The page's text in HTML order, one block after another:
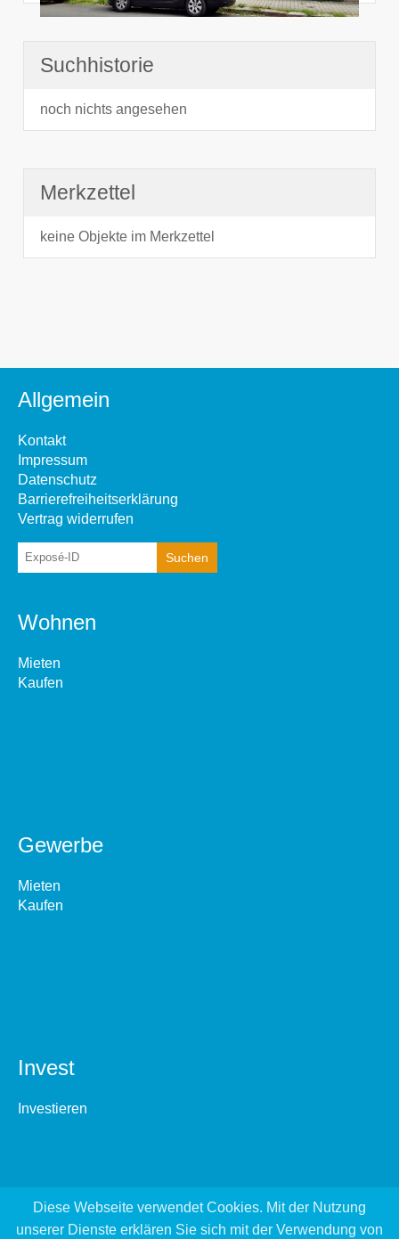
Suchhistorie
noch nichts angesehen
Merkzettel
keine Objekte im Merkzettel
Allgemein
Kontakt
Impressum
Datenschutz
Barrierefreiheitserklärung
Vertrag widerrufen
Wohnen
Mieten
Kaufen
Gewerbe
Mieten
Kaufen
Invest
Investieren
Diese Webseite verwendet Cookies. Mit der Nutzung
unserer Dienste erklären Sie sich mit der Verwendung von